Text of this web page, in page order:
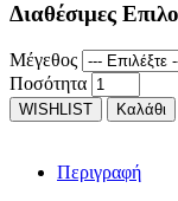
Διαθέσιμες
Μέγεθος
Ποσότητα
WISHLIST Καλάθι
Περιγραφή